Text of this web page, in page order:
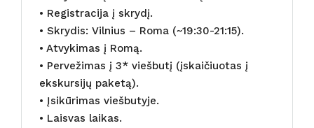
• Registracija į skrydį.
• Skrydis: Vilnius – Roma (~19:30-21:15).
• Atvykimas į Romą.
• Pervežimas į 3* viešbutį (įskaičiuotas į
ekskursijų paketą).
• Įsikūrimas viešbutyje.
• Laisvas laikas.